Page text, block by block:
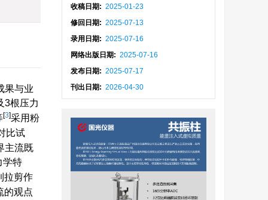
果与业
3根压力
[3]采用粉
比试
主流既
学特
拉剪作
的观点
收稿日期: 2025-01-23
修回日期: 2025-07-13
录用日期: 2025-07-16
网络出版日期: 2025-07-16
发布日期: 2025-07-17
刊出日期: 2026-04-30